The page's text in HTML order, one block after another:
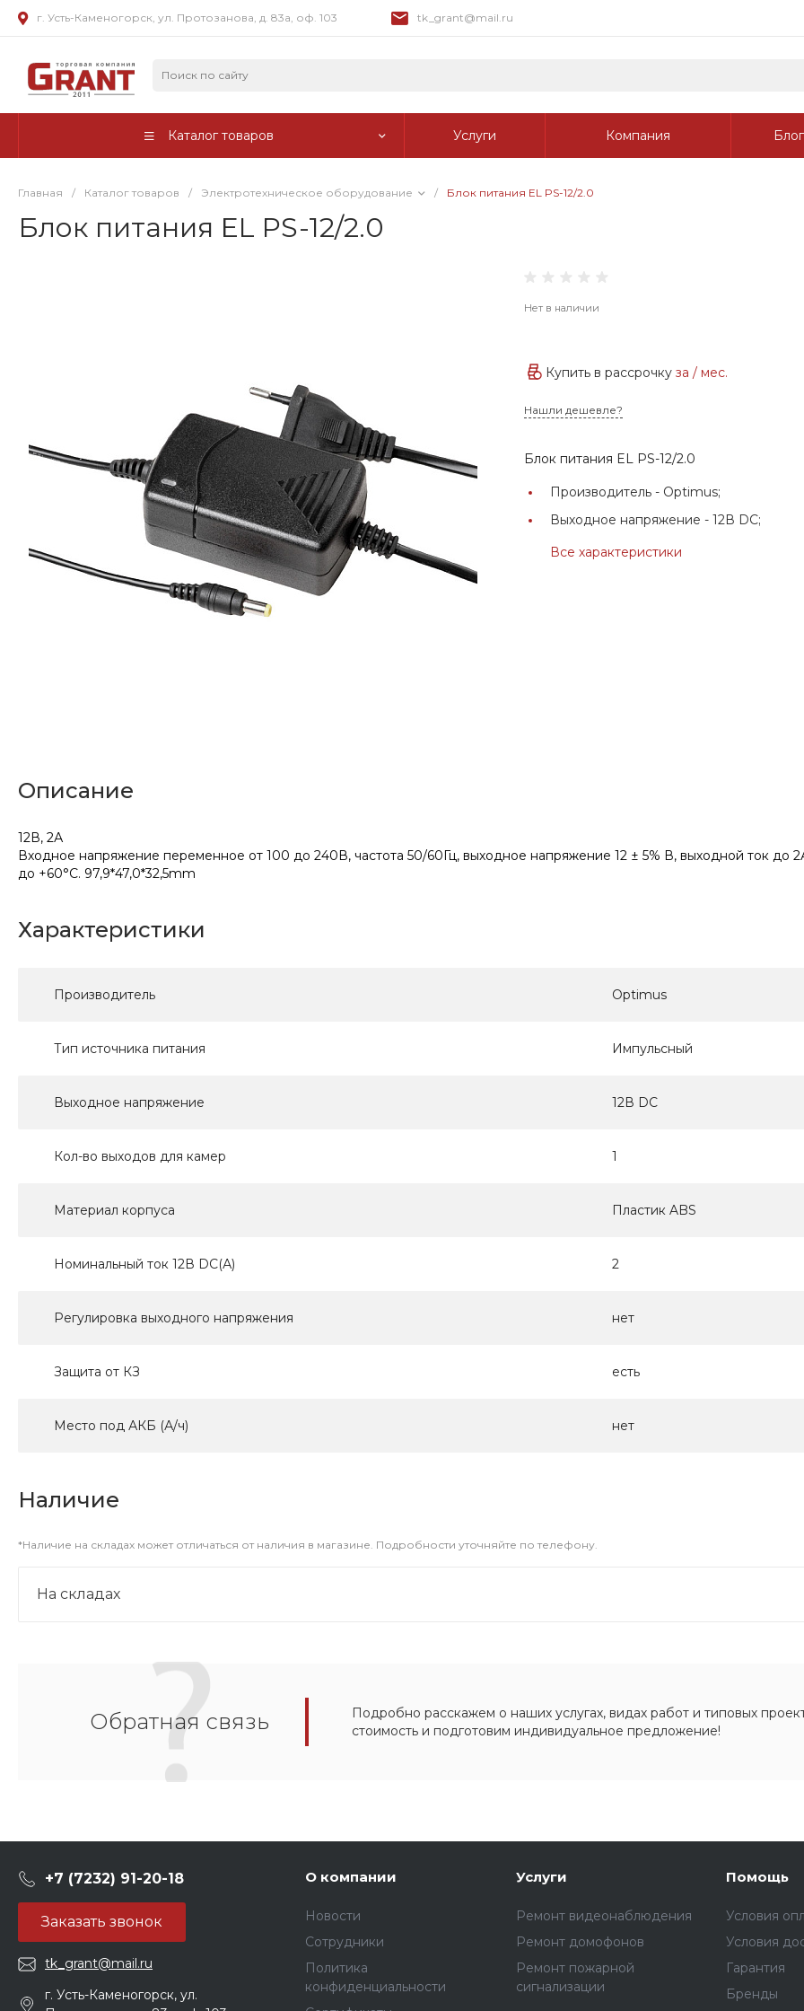
г. Усть-Каменогорск, ул. Протозанова, д. 83а, оф. 103 tk_grant@mail.ru
Каталог товаров Услуги Компания Блог
Главная / Каталог товаров / Электротехническое оборудование / Блок питания EL PS-12/2.0
Блок питания EL PS-12/2.0
Нет в наличии
Купить в рассрочкуза/ мес.
Нашли дешевле?
Блок питания EL PS-12/2.0
Производитель - Optimus;
Выходное напряжение -12В DC;
Все характеристики
Описание
12В, 2А
Входное напряжение переменное от 100 до 240В, частота 50/60Гц, выходное напряжение 12 ± 5% В, выходной ток до
до +60°С. 97,9*47,0*32,5mm
Характеристики
Производитель Optimus
Тип источника питания Импульсный
Выходное напряжение 12В DC
Кол-во выходов для камер 1
Материал корпуса Пластик ABS
Номинальный ток 12В DC(А) 2
Регулировка выходного напряжения нет
Защита от КЗ есть
Место под АКБ (А/ч) нет
Наличие
*Наличие на складах может отличаться от наличия в магазине. Подробности уточняйте по телефону.
На складах
Обратная связь
Подробно расскажем о наших услугах, видах работ и типовых
стоимость и подготовим индивидуальное предложение!
+7 (7232) 91-20-18
Заказать звонок
tk_grant@mail.ru
г. Усть-Каменогорск, ул.
О компании
Новости
Сотрудники
Политика
конфиденциальности
Услуги
Ремонт видеонаблюдения
Ремонт домофонов
Ремонт пожарной
сигнализации
Помощь
Условия
Условия
Гарантия
Бренды